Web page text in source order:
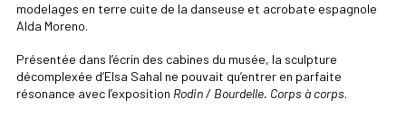
modelages en terre cuite de la danseuse et acrobate espagnole
Alda Moreno.
Présentée dans l’écrin des cabines du musée, la sculpture
décomplexée d’Elsa Sahal ne pouvait qu’entrer en parfaite
résonance avec l’exposition Rodin / Bourdelle. Corps à corps.